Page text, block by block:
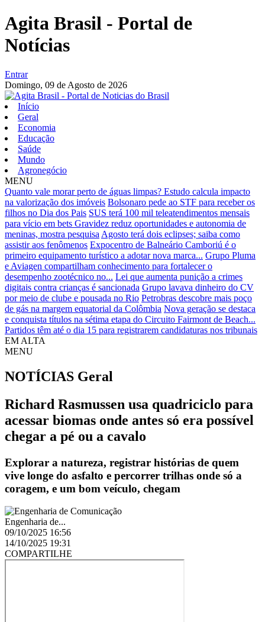
Agita Brasil - Portal de
Notícias
Entrar
Domingo, 09 de Agosto de 2026
Início
Geral
Economia
Educação
Saúde
Mundo
Agronegócio
MENU
Quanto vale morar perto de águas limpas? Estudo calcula impacto
na valorização dos imóveis Bolsonaro pede ao STF para receber os
filhos no Dia dos Pais SUS terá 100 mil teleatendimentos mensais
para vício em bets Gravidez reduz oportunidades e autonomia de
meninas, mostra pesquisa Agosto terá dois eclipses; saiba como
assistir aos fenômenos Expocentro de Balneário Camboriú é o
primeiro equipamento turístico a adotar nova marca... Grupo Pluma
e Aviagen compartilham conhecimento para fortalecer o
desempenho zootécnico no... Lei que aumenta punição a crimes
digitais contra crianças é sancionada Grupo lavava dinheiro do CV
por meio de clube e pousada no Rio Petrobras descobre mais poço
de gás na margem equatorial da Colômbia Nova geração se destaca
e conquista títulos na sétima etapa do Circuito Fairmont de Beach...
Partidos têm até o dia 15 para registrarem candidaturas nos tribunais
EM ALTA
MENU
NOTÍCIAS Geral
Richard Rasmussen usa quadriciclo para
acessar biomas onde antes só era possível
chegar a pé ou a cavalo
Explorar a natureza, registrar histórias de quem
vive longe do asfalto e percorrer trilhas onde só a
coragem, e um bom veículo, chegam
Engenharia de...
09/10/2025 16:56
14/10/2025 19:31
COMPARTILHE